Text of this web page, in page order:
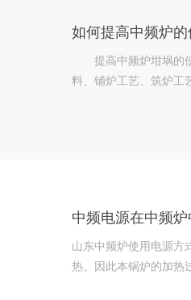
如何提高中频炉
提高中频炉坩埚的使
料、铺炉工艺、筑炉
中频电源在中频
山东中频炉使用电源方
热。因此本锅炉的加热过